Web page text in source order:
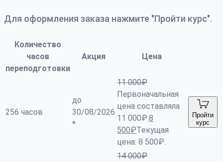
Для оформления заказа нажмите "Пройти курс".
Количество
часов
переподготовки
Акция Цена
256 часов
до
30/08/2026
*
11 000₽
Первоначальная
цена составляла
11 000₽.8
500₽Текущая
цена: 8 500₽.
Пройти
курс
14 000₽